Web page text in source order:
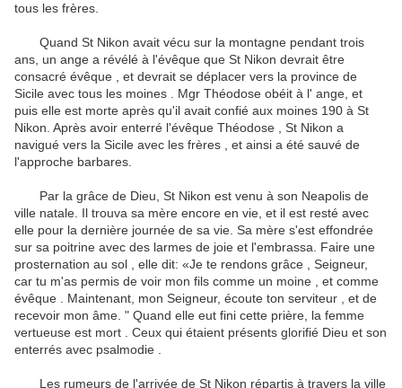
tous les frères.
Quand St Nikon avait vécu sur la montagne pendant trois
ans, un ange a révélé à l'évêque que St Nikon devrait être
consacré évêque , et devrait se déplacer vers la province de
Sicile avec tous les moines .
Mgr Théodose obéit à l' ange, et
puis elle est morte après qu'il avait confié aux moines 190 à St
Nikon. Après avoir enterré l'évêque Théodose , St Nikon a
navigué vers la Sicile avec les frères , et ainsi a été sauvé de
l'approche barbares.
Par la grâce de Dieu, St Nikon est venu à son Neapolis de
ville natale. Il trouva sa mère encore en vie, et il est resté avec
elle pour la dernière journée de sa vie. Sa mère s'est effondrée
sur sa poitrine avec des larmes de joie et l'embrassa.
Faire une
prosternation au sol , elle dit: «Je te rendons grâce , Seigneur,
car tu m'as permis de voir mon fils comme un moine , et comme
évêque .
Maintenant, mon Seigneur, écoute ton serviteur , et de
recevoir mon âme. " Quand elle eut fini cette prière, la femme
vertueuse est mort .
Ceux qui étaient présents glorifié Dieu et son
enterrés avec psalmodie .
Les rumeurs de l'arrivée de St Nikon répartis à travers la ville